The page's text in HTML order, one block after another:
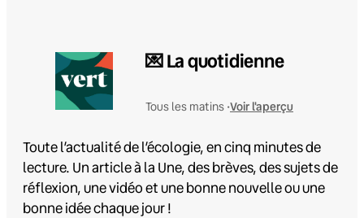
💌 La quotidienne
Tous les matins •Voir l'aperçu
Toute l’actualité de l’écologie, en cinq minutes de
lecture. Un article à la Une, des brèves, des sujets de
réflexion, une vidéo et une bonne nouvelle ou une
bonne idée chaque jour !